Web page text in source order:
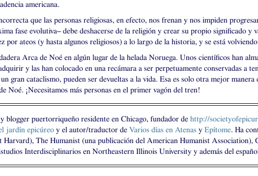
americana.
que las personas religiosas, en efecto, nos frenan y nos impiden
fase evolutiva– debe deshacerse de la religión y crear su propio significado y
por ateos (y hasta algunos religiosos) a lo largo de la historia, y se está
Arca de Noé en algún lugar de la helada Noruega. Unos científicos han
y las han colocado en una recámara a ser perpetuamente conservadas a
un gran cataclismo, pueden ser devueltas a la vida. Esa es solo otra mejor
Noé. ¡Necesitamos más personas en el primer vagón del tren!
blogger puertorriqueño residente en Chicago, fundador de http://
jardín epicúreo y el autor/traductor de Varios días en Atenas y Epítome. Ha
Harvard), The Humanist (una publicación del American Humanist Association),
Interdisciplinarios en Northeastern Illinois University y además del